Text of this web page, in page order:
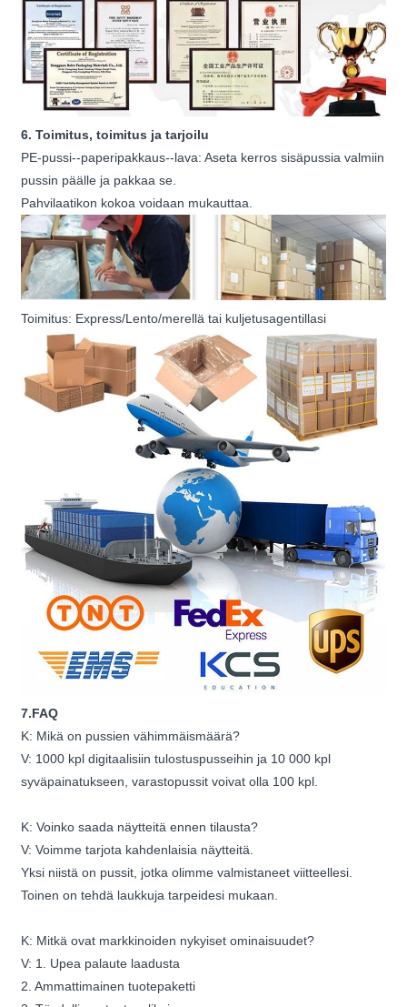
6. Toimitus, toimitus ja tarjoilu
PE-pussi--paperipakkaus--lava: Aseta kerros sisäpussia valmiin
pussin päälle ja pakkaa se.
Pahvilaatikon kokoa voidaan mukauttaa.
Toimitus: Express/Lento/merellä tai kuljetusagentillasi
7.FAQ
K: Mikä on pussien vähimmäismäärä?
V: 1000 kpl digitaalisiin tulostuspusseihin ja 10 000 kpl
syväpainatukseen, varastopussit voivat olla 100 kpl.
K: Voinko saada näytteitä ennen tilausta?
V: Voimme tarjota kahdenlaisia ​​näytteitä.
Yksi niistä on pussit, jotka olimme valmistaneet viitteellesi.
Toinen on tehdä laukkuja tarpeidesi mukaan.
K: Mitkä ovat markkinoiden nykyiset ominaisuudet?
V: 1. Upea palaute laadusta
2. Ammattimainen tuotepaketti